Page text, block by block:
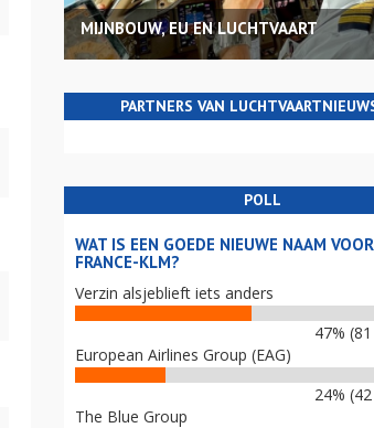
MIJNBOUW, EU EN LUCHTVAART
PARTNERS VAN
POLL
WAT IS EEN GOEDE NIEUWE NAAM
FRANCE-KLM?
Verzin alsjeblieft iets anders
47%
European Airlines Group (EAG)
24%
The Blue Group